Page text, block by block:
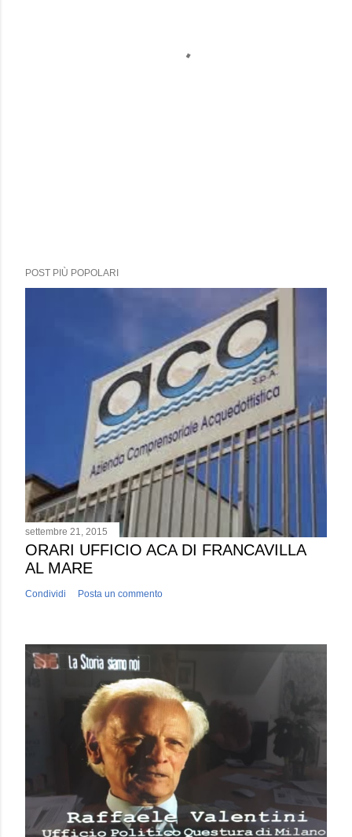
POST PIÙ POPOLARI
settembre 21, 2015
ORARI UFFICIO ACA DI FRANCAVILLA
AL MARE
Condividi Posta un commento